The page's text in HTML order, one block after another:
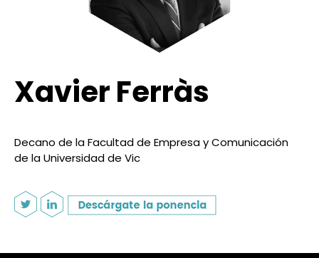
Xavier Ferràs
Decano de la Facultad de Empresa y Comunicación
de la Universidad de Vic